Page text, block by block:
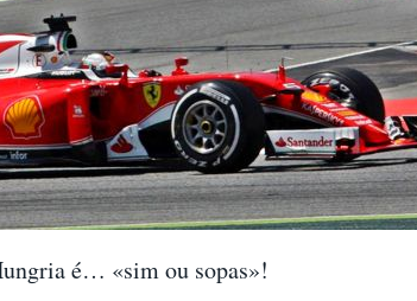
é… «sim ou sopas»!